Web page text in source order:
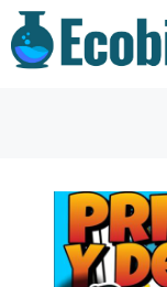
Saltar
al
contenido